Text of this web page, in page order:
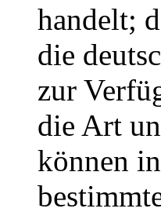
handelt;
die
zur
die Art
können